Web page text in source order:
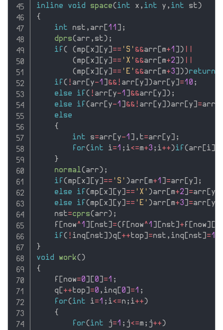
inline
void space(int x , int y , int st)
{
int nst , arr [11 ] ;
dprs(arr , st) ;
if ( (mp [x] [y] == 'S' &&arr [m+1 ] ) ||
(mp [x] [y] == 'X' &&arr [m+2] ) ||
(mp [x] [y] == 'E' &&arr [m+3] ))return
if ( ! arr [y-1 ] && ! arr [y] )arr [y] =10 ;
else
if ( ! arr [y-1 ] &&arr [y] ) ;
else
if (arr [y-1 ] && ! arr [y] )arr [y] =arr
else
{
int s=arr [y-1 ] , t=arr [y] ;
for(int i=1 ; i<=m+3 ; i++)if (arr [i]
}
normal(arr) ;
if (mp [x] [y] == 'S' )arr [m+1 ] =arr [y] ;
else
if (mp [x] [y] == 'X' )arr [m+2] =arr [y
else
if (mp [x] [y] == 'E' )arr [m+3] =arr [y
    nst
=cprs(arr) ;
    f
[now ^1 ] [nst] =( f [now ^1 ] [nst] + f [now] [
if ( ! inq [nst] )q [++top] =nst , inq [nst] =1
}
void
work()
{
    f
[now=0] [0] =1 ;
    q
[++top] =0 , inq [0] =1 ;
for(int i=1 ; i<=n ; i++)
{
for(int j=1 ; j<=m ; j++)